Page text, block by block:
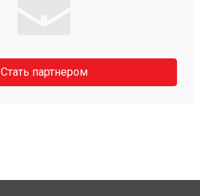
Стать партнером